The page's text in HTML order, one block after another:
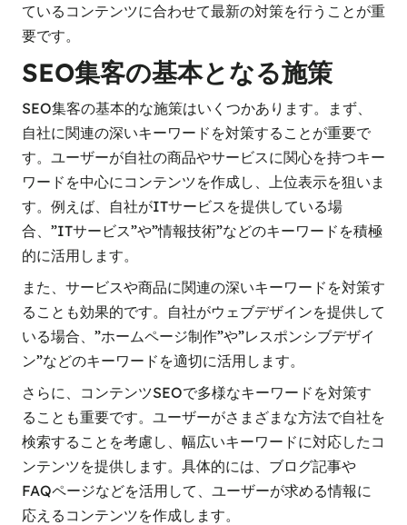
ているコンテンツに合わせて最新の対策を行うことが重
要です。
SEO集客の基本となる施策
SEO集客の基本的な施策はいくつかあります。まず、
自社に関連の深いキーワードを対策することが重要で
す。ユーザーが自社の商品やサービスに関心を持つキー
ワードを中心にコンテンツを作成し、上位表示を狙いま
す。例えば、自社がITサービスを提供している場
合、”ITサービス”や”情報技術”などのキーワードを積極
的に活用します。
また、サービスや商品に関連の深いキーワードを対策す
ることも効果的です。自社がウェブデザインを提供して
いる場合、”ホームページ制作”や”レスポンシブデザイ
ン”などのキーワードを適切に活用します。
さらに、コンテンツSEOで多様なキーワードを対策す
ることも重要です。ユーザーがさまざまな方法で自社を
検索することを考慮し、幅広いキーワードに対応したコ
ンテンツを提供します。具体的には、ブログ記事や
FAQページなどを活用して、ユーザーが求める情報に
応えるコンテンツを作成します。